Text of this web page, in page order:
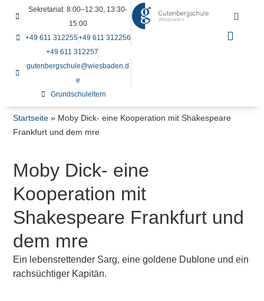
Sekretariat: 8:00–12:30, 13:30-
15:00
+49 611 312255+49 611 312256
+49 611 312257
gutenbergschule@wiesbaden.d
e
Grundschuleltern
Startseite » Moby Dick- eine Kooperation mit Shakespeare
Frankfurt und dem mre
Moby Dick- eine
Kooperation mit
Shakespeare Frankfurt und
dem mre
Ein lebensrettender Sarg, eine goldene Dublone und ein
rachsüchtiger Kapitän.